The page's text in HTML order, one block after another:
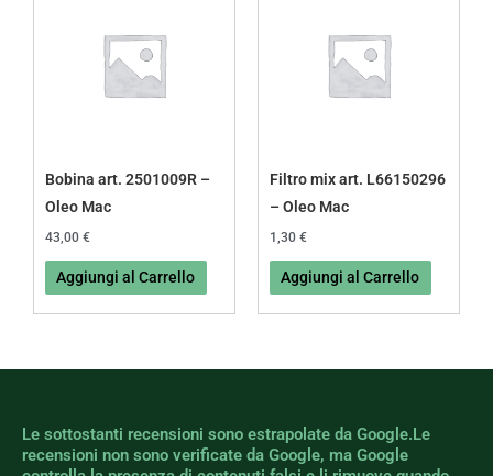
Bobina art. 2501009R –
Oleo Mac
43,00 €
Aggiungi al Carrello
Filtro mix art. L66150296
– Oleo Mac
1,30 €
Aggiungi al Carrello
Le sottostanti recensioni sono estrapolate da Google.Le
recensioni non sono verificate da Google, ma Google